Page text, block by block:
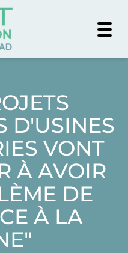
D'USINES
VONT
À AVOIR
DE
À LA